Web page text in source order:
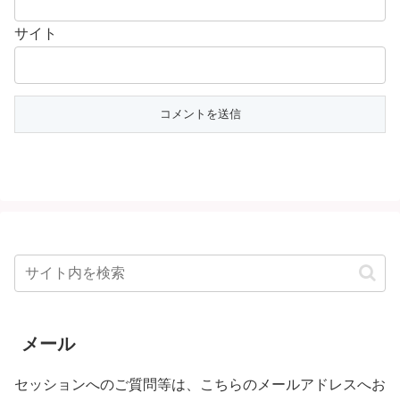
サイト
メール
セッションへのご質問等は、こちらのメールアドレスへお